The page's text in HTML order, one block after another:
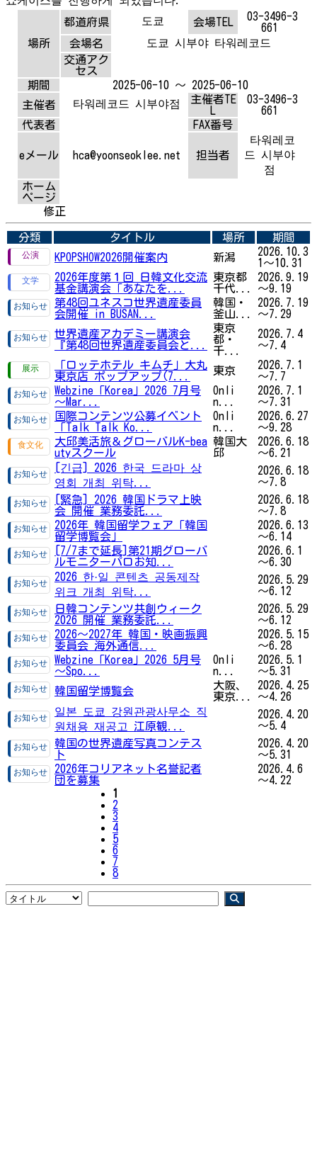
場所
都道府県 도쿄 会場TEL
03-3496-3
661
会場名
도쿄 시부야 타워레코드
交通アク
セス
期間
2025-06-10 ～ 2025-06-10
主催者
타워레코드 시부야점
主催者TE
03-3496-3
661
代表者
FAX番号
eメール hca@yoonseoklee.net 担当者
타워레코
드 시부야
점
ホーム
ページ
修正
分類 タイトル 場所
期間
KPOPSHOW2026開催案内
新潟
2026.10.3
1～10.31
2026年度第１回 日韓文化交流
基金講演会「あなたを...
東京都
千代...
2026.9.19
～9.19
第48回ユネスコ世界遺産委員
会開催 in BUSAN...
韓国・
釜山...
2026.7.19
～7.29
世界遺産アカデミー講演会
『第48回世界遺産委員会と...
東京
都・
千...
2026.7.4
～7.4
「ロッテホテル キムチ」大丸
東京店 ポップアップ(7...
東京
2026.7.1
～7.7
Webzine「Korea」2026 7月号
～Mar...
Onli
n...
2026.7.1
～7.31
国際コンテンツ公募イベント
「Talk Talk Ko...
Onli
n...
2026.6.27
～9.28
大邱美活旅＆グローバルK-bea
utyスクール
韓国大
邱
2026.6.18
～6.21
[긴급] 2026 한국 드라마 상
영회 개최 위탁...
2026.6.18
～7.8
[緊急] 2026 韓国ドラマ上映
会 開催 業務委託...
2026.6.18
～7.8
2026年 韓国留学フェア「韓国
留学博覧会」
2026.6.13
～6.14
[7/7まで延長]第21期グローバ
ルモニターパロお知...
2026.6.1
～6.30
2026 한·일 콘텐츠 공동제작
위크 개최 위탁...
2026.5.29
～6.12
日韓コンテンツ共創ウィーク
2026 開催 業務委託...
2026.5.29
～6.12
2026〜2027年 韓国・映画振興
委員会 海外通信...
2026.5.15
～6.28
Webzine「Korea」2026 5月号
～Spo...
Onli
n...
2026.5.1
～5.31
韓国留学博覧会
大阪、
東京...
2026.4.25
～4.26
일본 도쿄 강원관광사무소 직
원채용 재공고 江原観...
2026.4.20
～5.4
韓国の世界遺産写真コンテス
ト
2026.4.20
～5.31
2026年コリアネット名誉記者
団を募集
2026.4.6
～4.22
1
2
3
4
5
6
7
8